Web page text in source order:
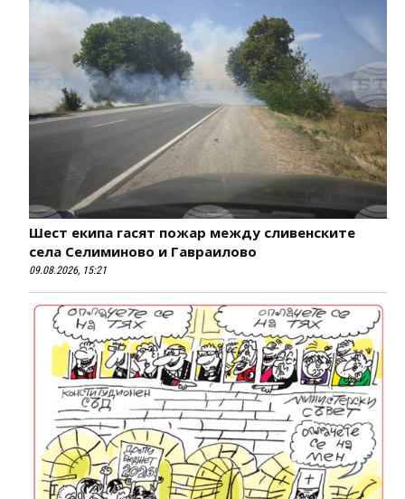
Шест екипа гасят пожар между сливенските
села Селиминово и Гавраилово
09.08.2026, 15:21